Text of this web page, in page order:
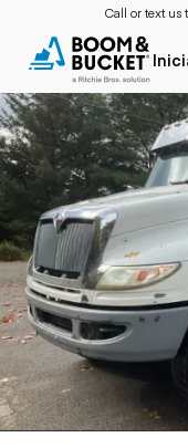
Call or text us